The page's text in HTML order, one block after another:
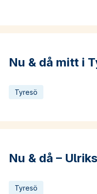
Nu & då mitt i
Tyresö
Nu & då –
Tyresö